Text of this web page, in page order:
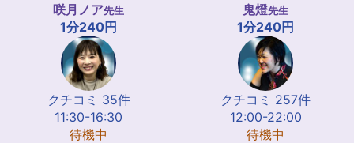
咲月ノア先生
1分240円
クチコミ 35件
11:30-16:30
待機中
鬼燈先生
1分240円
クチコミ 257件
12:00-22:00
待機中